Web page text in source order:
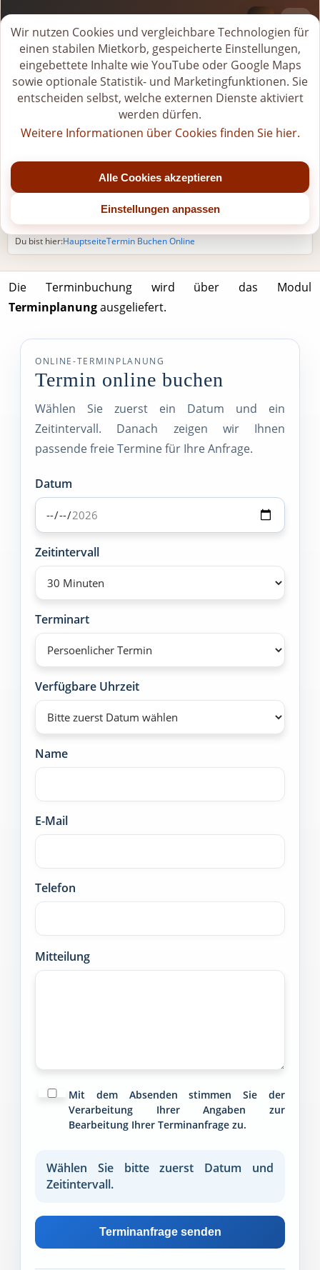
M
i
e
t
k
r
b
ö
f
e
Tel.+49 (0)176-20268581
Jetzt geöffnet
Mo - Fr: 07:00 - 22:00 Uhr (bis Jahresende)
Sa: 07:00 - 20:00 Uhr (nach 15:00 Uhr nur nach Vereinbarung)
So/Feiertage: nur für gebuchte Veranstaltungen
Termin online buchen
Du bist hier:HauptseiteTermin Buchen Online
Die Terminbuchung wird über das Modul
Terminplanungausgeliefert.
ONLINE-TERMINPLANUNG
Termin online buchen
Wählen Sie zuerst ein Datum und ein
Zeitintervall. Danach zeigen wir Ihnen
passende freie Termine für Ihre Anfrage.
Datum
Zeitintervall
Terminart
Verfügbare Uhrzeit
Name
E-Mail
Telefon
Mitteilung
Mit dem Absenden stimmen Sie der
Verarbeitung Ihrer Angaben zur
Bearbeitung Ihrer Terminanfrage zu.
Wählen Sie bitte zuerst Datum und
Zeitintervall.
Terminanfrage senden
Wir nutzen Cookies und vergleichbare Technologien für
einen stabilen Mietkorb, gespeicherte Einstellungen,
eingebettete Inhalte wie YouTube oder Google Maps
sowie optionale Statistik- und Marketingfunktionen. Sie
entscheiden selbst, welche externen Dienste aktiviert
werden dürfen.
Weitere Informationen über Cookies finden Sie hier.
Alle Cookies akzeptieren
Einstellungen anpassen